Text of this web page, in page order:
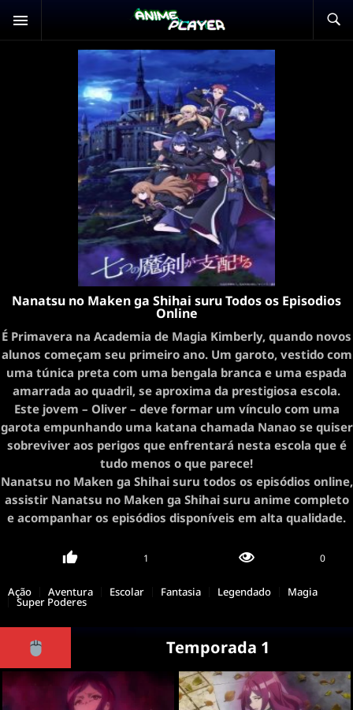
Nanatsu no Maken ga Shihai suru Todos os Episodios
Online
É Primavera na Academia de Magia Kimberly, quando novos
alunos começam seu primeiro ano. Um garoto, vestido com
uma túnica preta com uma bengala branca e uma espada
amarrada ao quadril, se aproxima da prestigiosa escola.
Este jovem – Oliver – deve formar um vínculo com uma
garota empunhando uma katana chamada Nanao se quiser
sobreviver aos perigos que enfrentará nesta escola que é
tudo menos o que parece!
Nanatsu no Maken ga Shihai suru todos os episódios online,
assistir Nanatsu no Maken ga Shihai suru anime completo
e acompanhar os episódios disponíveis em alta qualidade.
1 0
Ação Aventura Escolar Fantasia Legendado Magia
Super Poderes
Temporada 1